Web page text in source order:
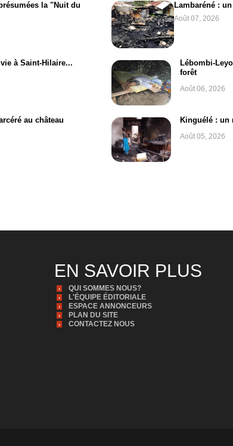
la "Nuit du
Lambaréné :
Août 07, 2026
à Saint-Hilaire...
Lébombi-
forêt
Août 06, 2026
au château Kinguélé : un
Août 05, 2026
EN SAVOIR PLUS
QUI SOMMES NOUS?
L'ÉQUIPE ÉDITORIALE
ESPACE ANNONCEURS
PLAN DU SITE
CONTACTEZ NOUS